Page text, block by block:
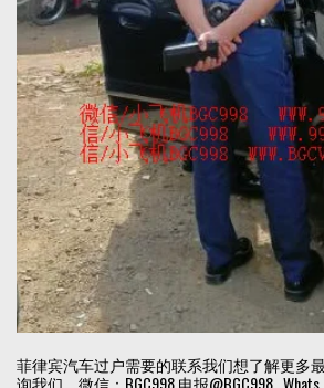
菲律宾汽车过户需要的联系我们想了解更多
询我们，微信：BGC998 电报@BGC998 Whats